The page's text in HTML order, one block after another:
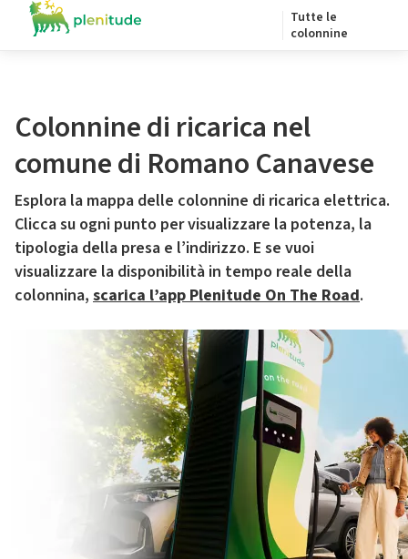
Tutte le
colonnine
Colonnine di ricarica nel
comune di Romano Canavese
Esplora la mappa delle colonnine di ricarica elettrica.
Clicca su ogni punto per visualizzare la potenza, la
tipologia della presa e l’indirizzo. E se vuoi
visualizzare la disponibilità in tempo reale della
colonnina, scarica l’app Plenitude On The Road.